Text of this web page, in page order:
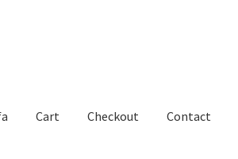
Cart Checkout Contact